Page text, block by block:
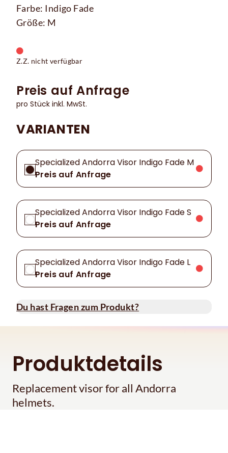
Farbe: Indigo Fade
Größe: M
Z.Z. nicht verfügbar
Preis auf Anfrage
pro Stück inkl. MwSt.
VARIANTEN
Specialized Andorra Visor Indigo Fade M
Preis auf Anfrage
Specialized Andorra Visor Indigo Fade S
Preis auf Anfrage
Specialized Andorra Visor Indigo Fade L
Preis auf Anfrage
Du hast Fragen zum Produkt?
Produktdetails
Replacement visor for all Andorra
helmets.